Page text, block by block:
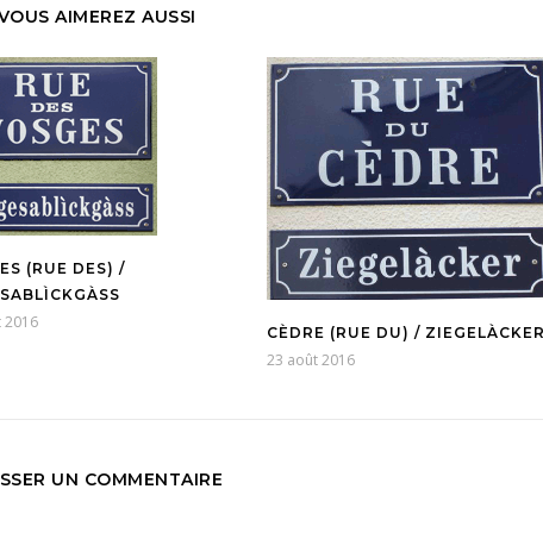
AIMEREZ AUSSI
(RUE DES) /
2016 CÈDRE (RUE DU) /
23 août 2016
UN COMMENTAIRE